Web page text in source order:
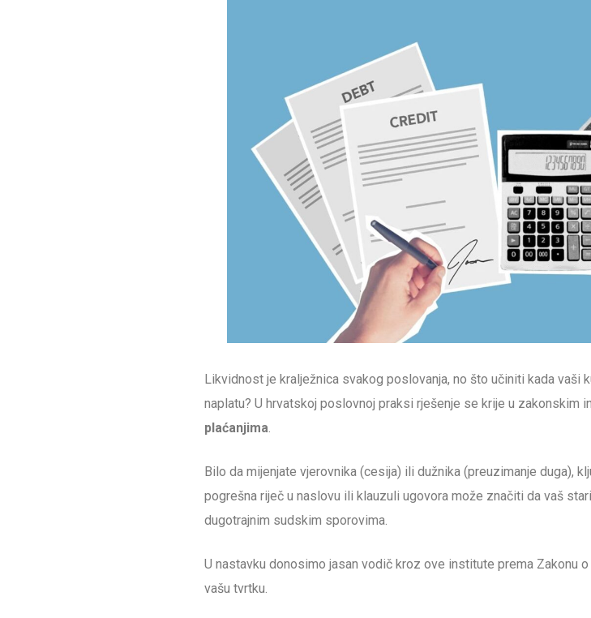
Likvidnost je kralježnica svakog poslovanja, no što učiniti kada vaši
naplatu? U hrvatskoj poslovnoj praksi rješenje se krije u zakonskim
plaćanjima
Bilo da mijenjate vjerovnika (cesija) ili dužnika (preuzimanje duga),
pogrešna riječ u naslovu ili klauzuli ugovora može značiti da vaš
dugotrajnim sudskim sporovima.
U nastavku donosimo jasan vodič kroz ove institute prema Zakonu
vašu tvrtku.